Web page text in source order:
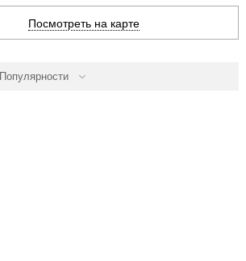
Посмотреть на карте
Популярности